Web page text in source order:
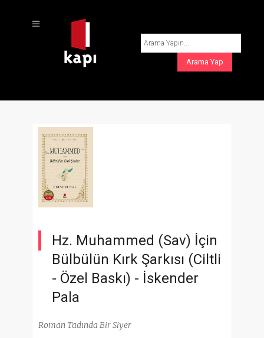
Hz. Muhammed (Sav) İçin
Bülbülün Kırk Şarkısı (Ciltli
- Özel Baskı) - İskender
Pala
Roman Tadında Bir Siyer